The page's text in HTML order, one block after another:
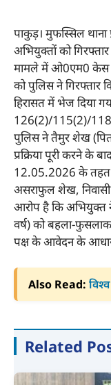
पाकुड़। मुफस्सिल थाना
अभियुक्तों को
मामले में ओ0एम0 केस
को पुलिस ने गिरफ्तार
हिरासत में भेज दिया
126(2)/115(2)/
पुलिस ने तैमुर शेख
प्रक्रिया पूरी करने के
12.05.2026 के तहत
असराफुल शेख, निवासी
आरोप है कि अभियुक्त
वर्ष) को बहला-
पक्ष के आवेदन के आधार
Also Read:
Related